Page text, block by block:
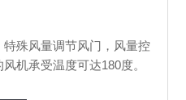
殊风量调节风门，风量控
机承受温度可达180度。